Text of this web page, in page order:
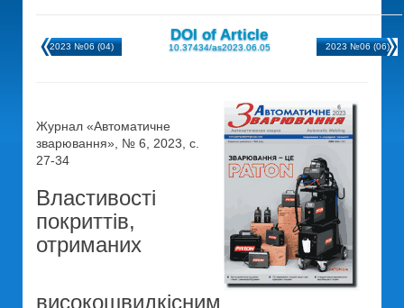
2023 №06 (04)
DOI of Article
10.37434/as2023.06.05 2023 №06 (06)
Журнал «Автоматичне
зварювання», № 6, 2023, с.
27-34
Властивості
покриттів,
отриманих
високошвидкісним